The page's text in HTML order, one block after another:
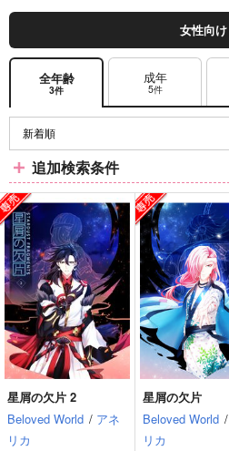
女性向け
全年齢
3件
成年
5件
追加検索条件
星屑の欠片 2
Beloved World / アネ
リカ
星屑の欠片
Beloved World /
リカ